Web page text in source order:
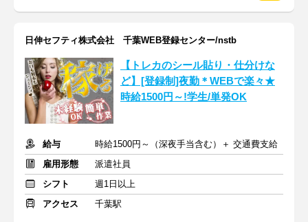
日伸セフティ株式会社 千葉WEB登録センター/nstb
【トレカのシール貼り・仕分けな
ど】[登録制]夜勤＊WEBで楽々★
時給1500円～!学生/単発OK
給与
時給1500円～（深夜手当含む）＋ 交通費支給
雇用形態
派遣社員
シフト
週1日以上
アクセス
千葉駅